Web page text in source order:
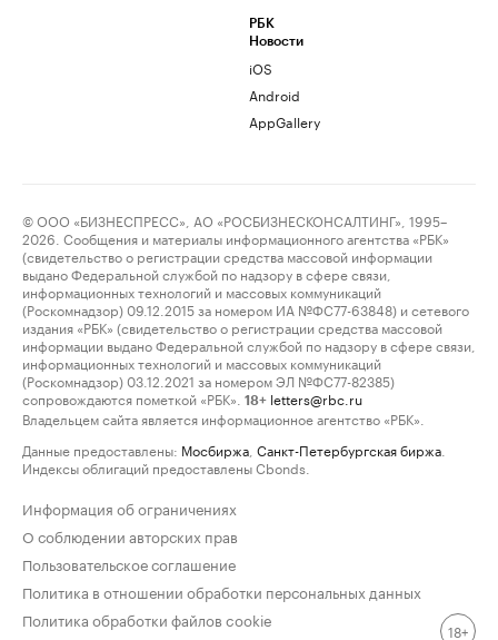
РБК
Новости
iOS
Android
AppGallery
© ООО «БИЗНЕСПРЕСС», АО «РОСБИЗНЕСКОНСАЛТИНГ», 1995–
2026. Сообщения и материалы информационного агентства «РБК»
(свидетельство о регистрации средства массовой информации
выдано Федеральной службой по надзору в сфере связи,
информационных технологий и массовых коммуникаций
(Роскомнадзор) 09.12.2015 за номером ИА №ФС77-63848) и сетевого
издания «РБК» (свидетельство о регистрации средства массовой
информации выдано Федеральной службой по надзору в сфере связи,
информационных технологий и массовых коммуникаций
(Роскомнадзор) 03.12.2021 за номером ЭЛ №ФС77-82385)
сопровождаются пометкой «РБК».
18+ letters@rbc.ru
Владельцем сайта является информационное агентство «РБК».
Данные предоставлены: Мосбиржа Санкт-Петербургская биржа
Индексы облигаций предоставлены Cbonds.
Информация об ограничениях
О соблюдении авторских прав
Пользовательское соглашение
Политика в отношении обработки персональных данных
Политика обработки файлов cookie
18+